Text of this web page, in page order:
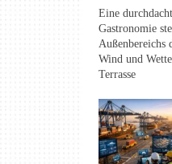
Eine
Gastronomie
Außenbereichs
Wind und
Terrasse